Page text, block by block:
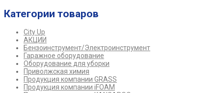
Категории товаров
City Up
АКЦИИ
Бензоинструмент/Электроинструмент
Гаражное оборудование
Оборудование для уборки
Приволжская химия
Продукция компании GRASS
Продукция компании iFOAM